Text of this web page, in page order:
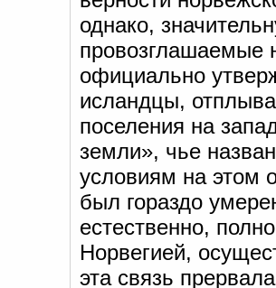
однако,
провозглашаемые
официально
исландцы,
поселения на
земли», чье
условиям на этом
был гораздо
естественно,
Норвегией,
эта связь